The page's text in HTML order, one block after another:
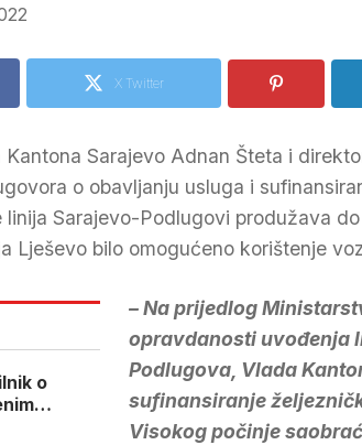
X Twitter
Sarajevo Adnan Šteta i
o obavljanju usluga i
linija Sarajevo-Podlugovi produžava
Lješevo bilo omogućeno korištenje
o
Kantonu
– Na prijedlog
opravdanosti uvođenja
Podlugova, Vlada
sufinansiranje
Visokog počinje